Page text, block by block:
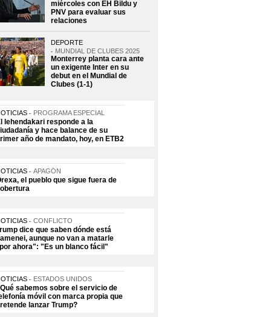
miércoles con EH Bildu y
PNV para evaluar sus
relaciones
DEPORTE
MUNDIAL DE CLUBES 2025
Monterrey planta cara ante
un exigente Inter en su
debut en el Mundial de
Clubes (1-1)
PROGRAMA ESPECIAL
lehendakari responde a la
y hace balance de su
año de mandato, hoy, en ETB2
APAGÓN
el pueblo que sigue fuera de
CONFLICTO
dice que saben dónde está
aunque no van a matarle
ahora": "Es un blanco fácil"
ESTADOS UNIDOS
sabemos sobre el servicio de
móvil con marca propia que
lanzar Trump?